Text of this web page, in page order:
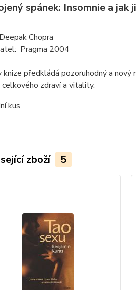
spánek: Insomnie a jak
Chopra
Pragma 2004
předkládá pozoruhodný a
celkového zdraví a vitality.
kus
zboží 5